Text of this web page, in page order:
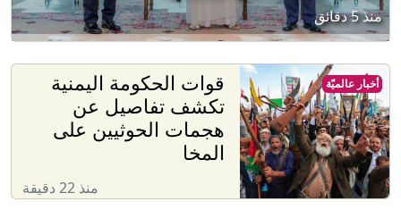
منذ 5 دقائق
قوات الحكومة اليمنية
تكشف تفاصيل عن
هجمات الحوثيين على
المخا
منذ 22 دقيقة
أخبار عالميّة